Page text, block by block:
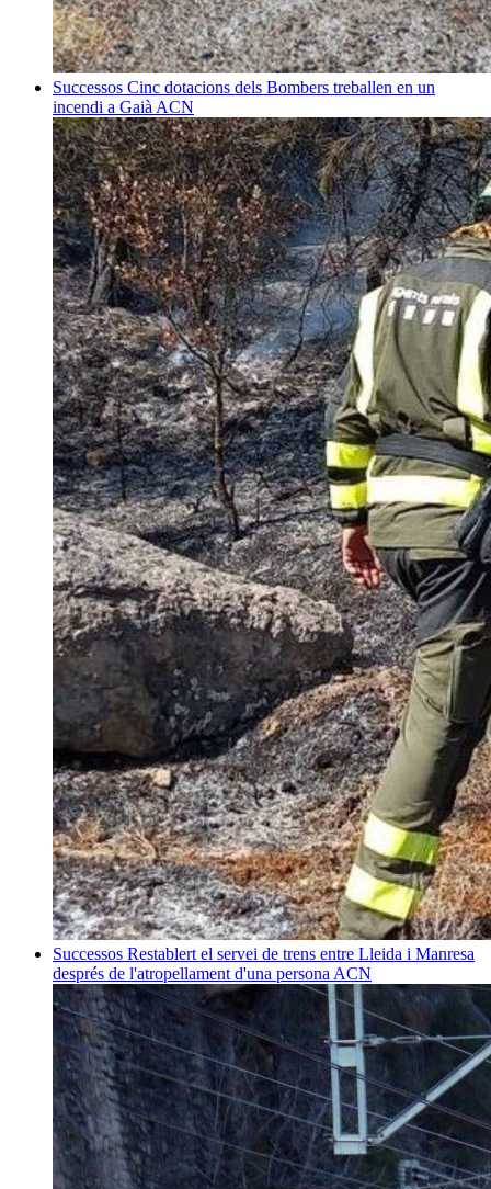
Successos Cinc dotacions dels Bombers treballen en un
incendi a Gaià ACN
Successos Restablert el servei de trens entre Lleida i Manresa
després de l'atropellament d'una persona ACN